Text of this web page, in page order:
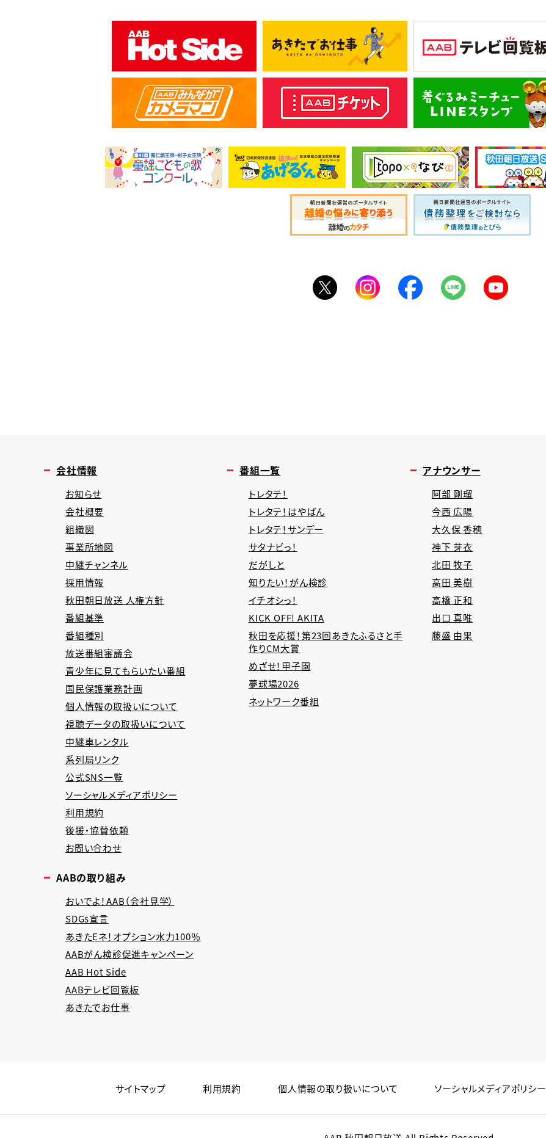
会社情報
お知らせ
会社概要
組織図
事業所地図
中継チャンネル
採用情報
秋田朝日放送 人権方針
番組基準
番組種別
放送番組審議会
青少年に見てもらいたい番組
国民保護業務計画
個人情報の取扱いについて
視聴データの取扱いについて
中継車レンタル
系列局リンク
公式SNS一覧
ソーシャルメディアポリシー
利用規約
後援・協賛依頼
お問い合わせ
番組一覧
トレタテ！
トレタテ！はやばん
トレタテ！サンデー
サタナビっ！
だがしと
知りたい！がん検診
イチオシっ！
KICK OFF! AKITA
秋田を応援！第23回あきたふるさと手
作りCM大賞
めざせ！甲子園
夢球場2026
ネットワーク番組
アナウンサー
阿部 剛瑠
今西 広陽
大久保 香穂
神下 芽衣
北田 牧子
高田 美樹
高橋 正和
出口 真唯
藤盛 由果
AABの取り組み
おいでよ！AAB（会社見学）
SDGs宣言
あきたEネ！オプション水力100％
AABがん検診促進キャンペーン
AAB Hot Side
AABテレビ回覧板
あきたでお仕事
サイトマップ 利用規約 個人情報の取り扱いについて ソーシャルメディアポリシー